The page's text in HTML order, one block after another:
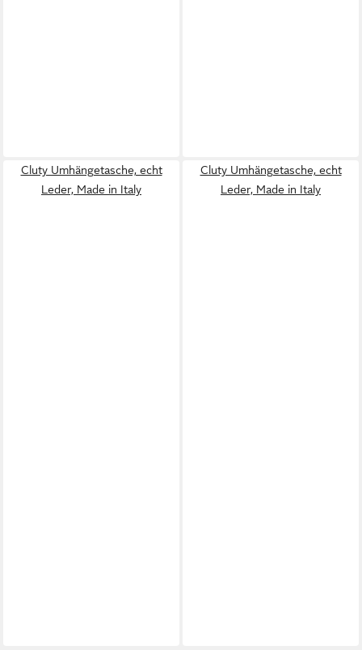
Cluty Umhängetasche, echt
Leder, Made in Italy
Cluty Umhängetasche, echt
Leder, Made in Italy